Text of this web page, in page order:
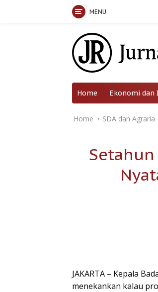
MENU
Home Ekonomi dan
Home SDA dan Agraria
Setahun
JAKARTA – Kepala
menekankan kalau